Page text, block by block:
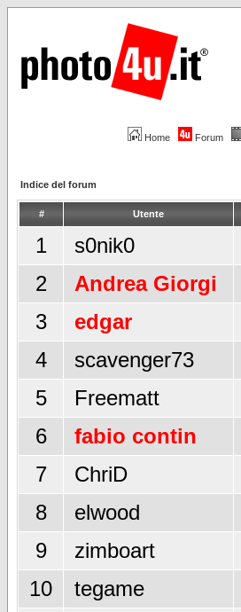
Home Forum
Indice del forum
# Utente
1 s0nik0
2
Andrea Giorgi
3
edgar
4
scavenger73
5
Freematt
6
fabio contin
7
ChriD
8
elwood
9
zimboart
10
tegame